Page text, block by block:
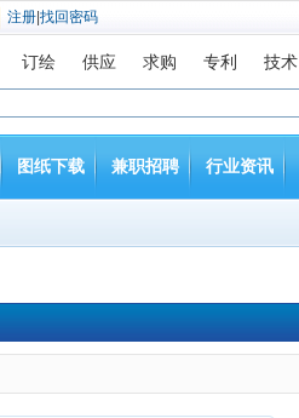
注册 找回密码
订绘 供应 求购 专利 技术
图纸下载 兼职招聘 行业资讯